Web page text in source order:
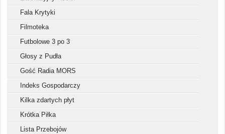
Fala Krytyki
Filmoteka
Futbolowe 3 po 3
Głosy z Pudła
Gość Radia MORS
Indeks Gospodarczy
Kilka zdartych płyt
Krótka Piłka
Lista Przebojów